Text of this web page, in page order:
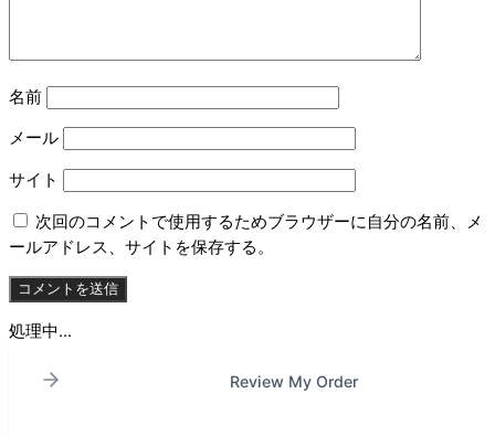
名前
メール
サイト
次回のコメントで使用するためブラウザーに自分の名前、メ
ールアドレス、サイトを保存する。
処理中...
Review My Order